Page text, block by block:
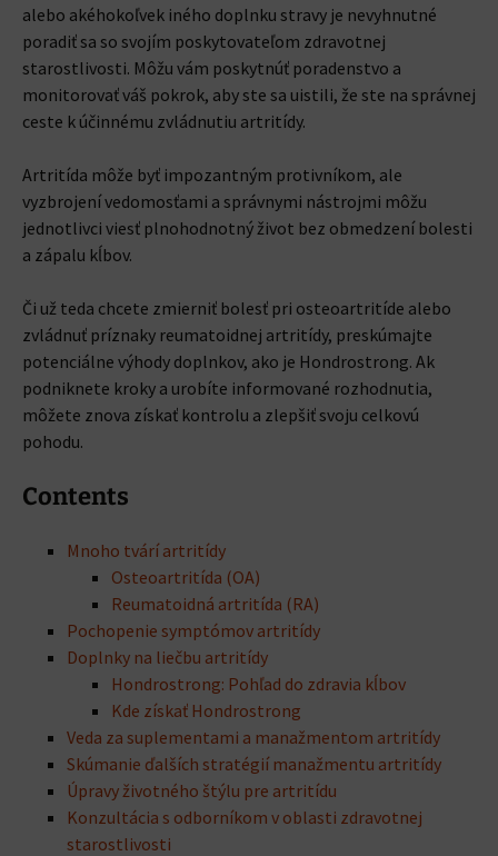
alebo akéhokoľvek iného doplnku stravy je nevyhnutné
poradiť sa so svojím poskytovateľom zdravotnej
starostlivosti. Môžu vám poskytnúť poradenstvo a
monitorovať váš pokrok, aby ste sa uistili, že ste na správnej
ceste k účinnému zvládnutiu artritídy.
Artritída môže byť impozantným protivníkom, ale
vyzbrojení vedomosťami a správnymi nástrojmi môžu
jednotlivci viesť plnohodnotný život bez obmedzení bolesti
a zápalu kĺbov.
Či už teda chcete zmierniť bolesť pri osteoartritíde alebo
zvládnuť príznaky reumatoidnej artritídy, preskúmajte
potenciálne výhody doplnkov, ako je Hondrostrong. Ak
podniknete kroky a urobíte informované rozhodnutia,
môžete znova získať kontrolu a zlepšiť svoju celkovú
pohodu.
Contents
Mnoho tvárí artritídy
Osteoartritída (OA)
Reumatoidná artritída (RA)
Pochopenie symptómov artritídy
Doplnky na liečbu artritídy
Hondrostrong: Pohľad do zdravia kĺbov
Kde získať Hondrostrong
Veda za suplementami a manažmentom artritídy
Skúmanie ďalších stratégií manažmentu artritídy
Úpravy životného štýlu pre artritídu
Konzultácia s odborníkom v oblasti zdravotnej
starostlivosti